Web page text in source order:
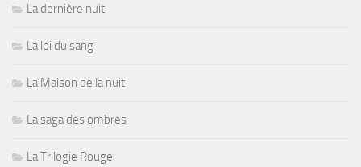
La dernière nuit
La loi du sang
La Maison de la nuit
La saga des ombres
La Trilogie Rouge